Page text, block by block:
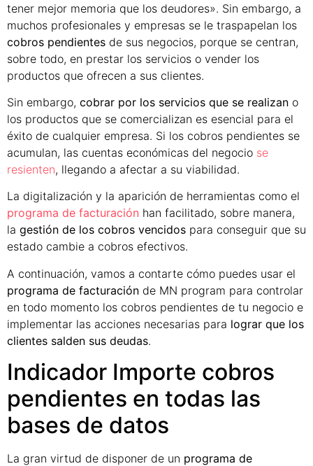
tener mejor memoria que los deudores». Sin embargo, a
muchos profesionales y empresas se le traspapelan los
cobros pendientes de sus negocios, porque se centran,
sobre todo, en prestar los servicios o vender los
productos que ofrecen a sus clientes.
Sin embargo, cobrar por los servicios que se realizan o
los productos que se comercializan es esencial para el
éxito de cualquier empresa. Si los cobros pendientes se
acumulan, las cuentas económicas del negocio se
resienten, llegando a afectar a su viabilidad.
La digitalización y la aparición de herramientas como el
programa de facturación han facilitado, sobre manera,
la gestión de los cobros vencidos para conseguir que su
estado cambie a cobros efectivos.
A continuación, vamos a contarte cómo puedes usar el
programa de facturación de MN program para controlar
en todo momento los cobros pendientes de tu negocio e
implementar las acciones necesarias para lograr que los
clientes salden sus deudas.
Indicador Importe cobros
pendientes en todas las
bases de datos
La gran virtud de disponer de un programa de